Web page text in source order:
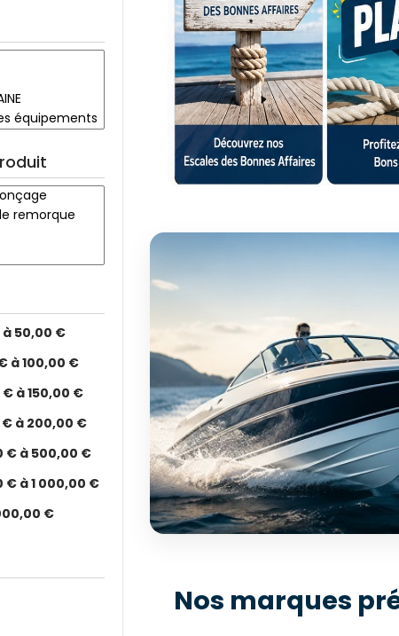
50,00 €
à 100,00 €
€ à 150,00 €
€ à 200,00 €
€ à 500,00 €
€ à 1 000,00 €
€
+25 000 références
Nos marques